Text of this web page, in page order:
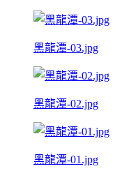
黑龍潭-03.jpg
黑龍潭-02.jpg
黑龍潭-01.jpg